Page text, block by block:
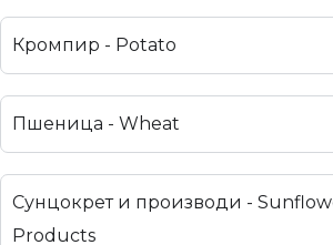
Кромпир - Potato
Пшеница - Wheat
Сунцокрет и производи -
Products